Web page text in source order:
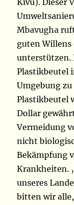
Kivu). Dieser
Mbavugha
guten Willens
unterstützen.
Plastikbeutel
Umgebung
Plastikbeutel
Dollar
Vermeidung
nicht
Bekämpfung
Krankheiten.
unseres
bitten wir